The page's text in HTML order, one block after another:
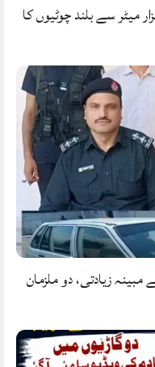
میٹر سے بلند چوٹیوں کا
زیادتی، دو ملزمان